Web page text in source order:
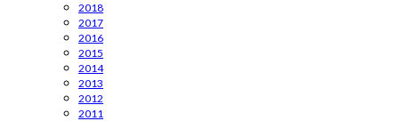
2018
2017
2016
2015
2014
2013
2012
2011